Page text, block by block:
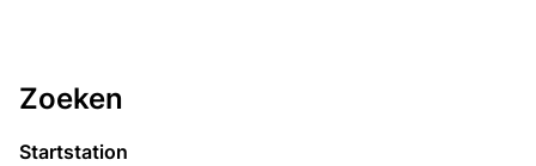
Zoeken
Startstation